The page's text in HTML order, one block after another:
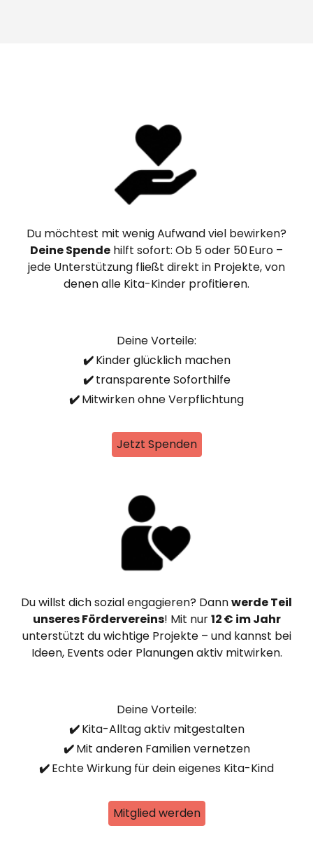
Du möchtest mit wenig Aufwand viel bewirken?
Deine Spende hilft sofort: Ob 5 oder 50 Euro –
jede Unterstützung fließt direkt in Projekte, von
denen alle Kita-Kinder profitieren.
Deine Vorteile:
✔️Kinder glücklich machen
✔️transparente Soforthilfe
✔️Mitwirken ohne Verpflichtung
Jetzt Spenden
Du willst dich sozial engagieren? Dannwerde Teil
unseres Fördervereins! Mit nur12 € im Jahr
unterstützt du wichtige Projekte – und kannst bei
Ideen, Events oder Planungen aktiv mitwirken.
Deine Vorteile:
✔️Kita-Alltag aktiv mitgestalten
✔️Mit anderen Familien vernetzen
✔️Echte Wirkung für dein eigenes Kita-Kind
Mitglied werden